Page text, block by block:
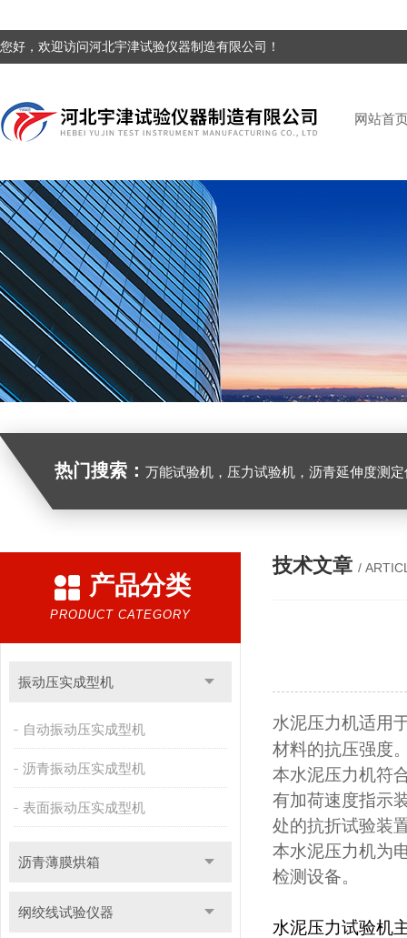
您好，欢迎访问河北宇津试验仪器制造有限公司！
网站首
热门搜索： 万能试验机，压力试验机，沥青延伸度测定仪，沥青混合料拌合机，全自动沥青混合料离心式抽提仪，马歇尔电动
产品分类
PRODUCT CATEGORY
振动压实成型机
自动振动压实成型机
沥青振动压实成型机
表面振动压实成型机
沥青薄膜烘箱
纲绞线试验仪器
技术文章 /
水泥压力机适用
材料的抗压强度
本水泥压力机符
有加荷速度指示
处的抗折试验装
本水泥压力机为
检测设备。
水泥压力试验机